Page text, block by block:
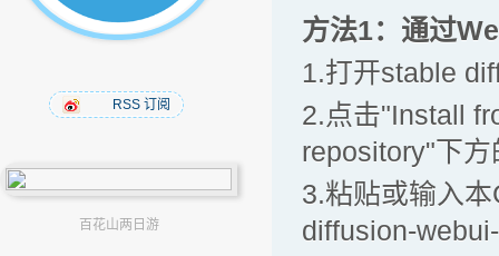
RSS 订阅
百花山两日游
方法1：通过
1.打开stable
2.点击"Install
repository"下方
3.粘贴或输入
diffusion-